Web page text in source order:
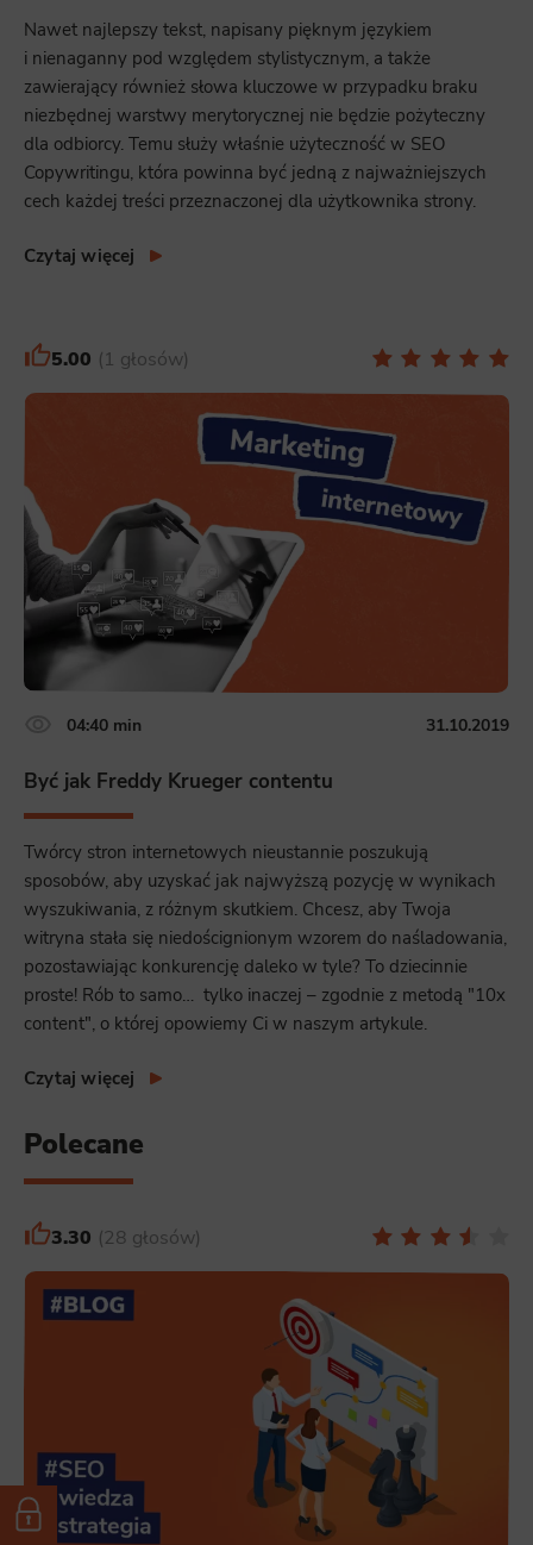
Nawet najlepszy tekst, napisany pięknym językiem
i nienaganny pod względem stylistycznym, a także
zawierający również słowa kluczowe w przypadku braku
niezbędnej warstwy merytorycznej nie będzie pożyteczny
dla odbiorcy. Temu służy właśnie użyteczność w SEO
Copywritingu, która powinna być jedną z najważniejszych
cech każdej treści przeznaczonej dla użytkownika strony.
Czytaj więcej
5.00 1 głosów
04:40 min 31.10.2019
Być jak Freddy Krueger contentu
Twórcy stron internetowych nieustannie poszukują
sposobów, aby uzyskać jak najwyższą pozycję w wynikach
wyszukiwania, z różnym skutkiem. Chcesz, aby Twoja
witryna stała się niedoścignionym wzorem do naśladowania,
pozostawiając konkurencję daleko w tyle? To dziecinnie
proste! Rób to samo… tylko inaczej – zgodnie z metodą "10x
content", o której opowiemy Ci w naszym artykule.
Czytaj więcej
Polecane
3.30 28 głosów